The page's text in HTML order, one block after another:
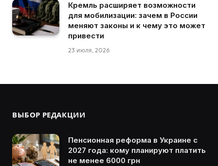
Кремль расширяет возможности
для мобилизации: зачем в России
меняют законы и к чему это может
привести
23 июля, 2026
ВЫБОР РЕДАКЦИИ
Пенсионная реформа в Украине с
2027 года: кому планируют платить
не менее 6000 грн